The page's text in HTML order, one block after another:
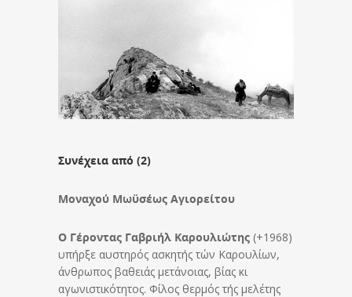
Συνέχεια από (2)
Μοναχού Μωϋσέως Αγιορείτου
Ο Γέροντας Γαβριήλ Καρουλιώτης (+1968)
υπήρξε αυστηρός ασκητής τών Καρουλίων,
άνθρωπος βαθειάς μετάνοιας, βίας κι
αγωνιστικότητος. Φίλος θερμός τής μελέτης